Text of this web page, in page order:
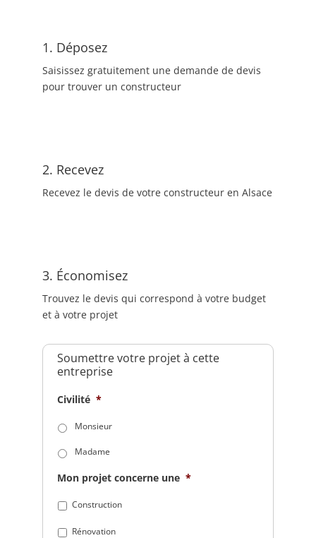
1. Déposez
Saisissez gratuitement une demande de devis
pour trouver un constructeur
2. Recevez
Recevez le devis de votre constructeur en Alsace
3. Économisez
Trouvez le devis qui correspond à votre budget
et à votre projet
Soumettre votre projet à cette
entreprise
Civilité *
Monsieur
Madame
Mon projet concerne une *
Construction
Rénovation